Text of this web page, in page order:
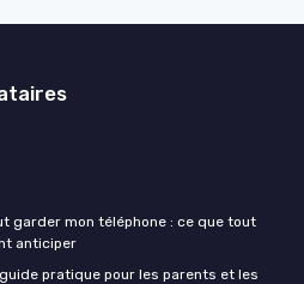
garder mon téléphone : ce que tout
anticiper
pratique pour les parents et les